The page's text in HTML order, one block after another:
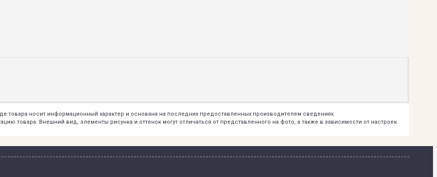
товара носит информационный характер и основана на последних предоставленных производителем сведениях.
товара. Внешний вид, элементы рисунка и оттенок могут отличаться от представленного на фото, а также в зависимости от настроек